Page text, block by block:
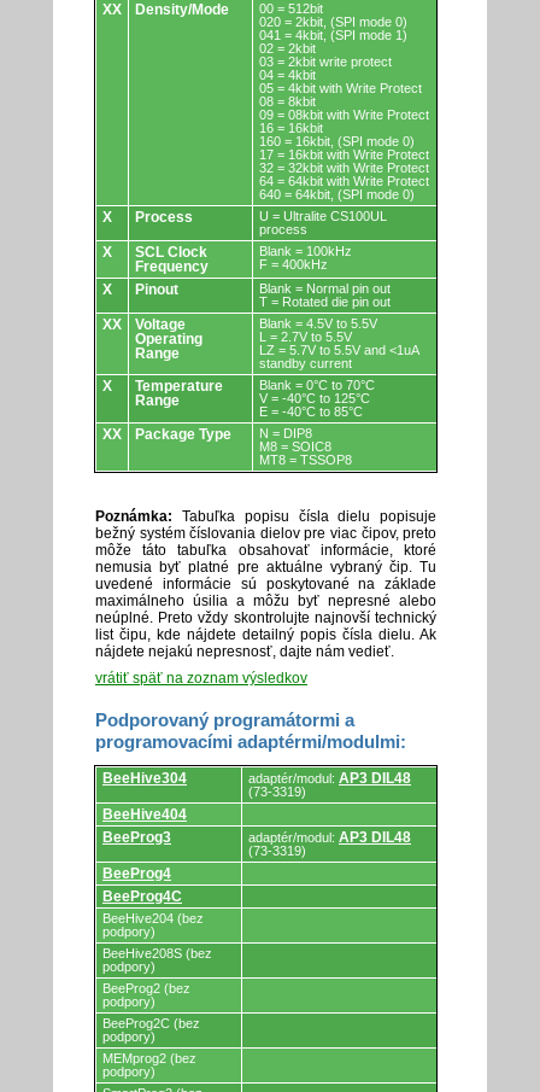
XX Density/Mode
00 = 512bit
020 = 2kbit, (SPI mode 0)
041 = 4kbit, (SPI mode 1)
02 = 2kbit
03 = 2kbit write protect
04 = 4kbit
05 = 4kbit with Write Protect
08 = 8kbit
09 = 08kbit with Write Protect
16 = 16kbit
160 = 16kbit, (SPI mode 0)
17 = 16kbit with Write Protect
32 = 32kbit with Write Protect
64 = 64kbit with Write Protect
640 = 64kbit, (SPI mode 0)
X Process
U = Ultralite CS100UL
process
X
SCL Clock
Frequency
Blank = 100kHz
F = 400kHz
X Pinout
Blank = Normal pin out
T = Rotated die pin out
XX
Voltage
Operating
Range
Blank = 4.5V to 5.5V
L = 2.7V to 5.5V
LZ = 5.7V to 5.5V and <1uA
standby current
X
Temperature
Range
Blank = 0°C to 70°C
V = -40°C to 125°C
E = -40°C to 85°C
XX Package Type
N = DIP8
M8 = SOIC8
MT8 = TSSOP8
Poznámka: Tabuľka popisu čísla dielu popisuje
bežný systém číslovania dielov pre viac čipov, preto
môže táto tabuľka obsahovať informácie, ktoré
nemusia byť platné pre aktuálne vybraný čip. Tu
uvedené informácie sú poskytované na základe
maximálneho úsilia a môžu byť nepresné alebo
neúplné. Preto vždy skontrolujte najnovší technický
list čipu, kde nájdete detailný popis čísla dielu. Ak
nájdete nejakú nepresnosť, dajte nám vedieť.
vrátiť späť na zoznam výsledkov
Podporovaný programátormi a
programovacími adaptérmi/modulmi:
Podporovaný
programátormi
a
programovacími
adaptérmi/modulmi.
BeeHive304 adaptér/modul: AP3 DIL48
(73-3319)
BeeHive404
BeeProg3
adaptér/modul: AP3 DIL48
(73-3319)
BeeProg4
BeeProg4C
BeeHive204 (bez
podpory)
BeeHive208S (bez
podpory)
BeeProg2 (bez
podpory)
BeeProg2C (bez
podpory)
MEMprog2 (bez
podpory)